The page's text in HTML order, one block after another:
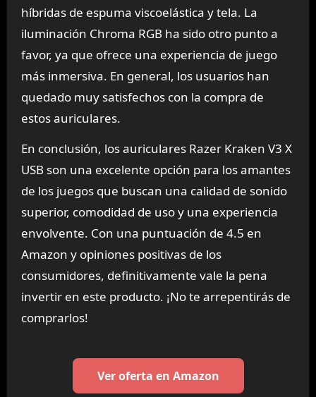
híbridas de espuma viscoelástica y tela. La
iluminación Chroma RGB ha sido otro punto a
favor, ya que ofrece una experiencia de juego
más inmersiva. En general, los usuarios han
quedado muy satisfechos con la compra de
estos auriculares.
En conclusión, los auriculares Razer Kraken V3 X
USB son una excelente opción para los amantes
de los juegos que buscan una calidad de sonido
superior, comodidad de uso y una experiencia
envolvente. Con una puntuación de 4.5 en
Amazon y opiniones positivas de los
consumidores, definitivamente vale la pena
invertir en este producto. ¡No te arrepentirás de
comprarlos!
Ver oferta en Amazon